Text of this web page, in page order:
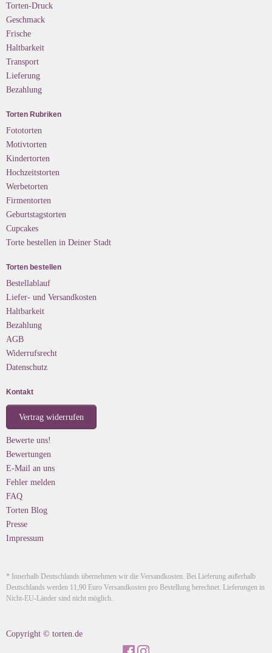
Torten-Druck
Geschmack
Frische
Haltbarkeit
Transport
Lieferung
Bezahlung
Torten Rubriken
Fototorten
Motivtorten
Kindertorten
Hochzeitstorten
Werbetorten
Firmentorten
Geburtstagstorten
Cupcakes
Torte bestellen in Deiner Stadt
Torten bestellen
Bestellablauf
Liefer- und Versandkosten
Haltbarkeit
Bezahlung
AGB
Widerrufsrecht
Datenschutz
Kontakt
Vertrag widerrufen
Bewerte uns!
Bewertungen
E-Mail an uns
Fehler melden
FAQ
Torten Blog
Presse
Impressum
* Innerhalb Deutschlands übernehmen wir die Versandkosten. Bei Lieferung außerhalb
Deutschlands werden 11,90 Euro Versandkosten pro Bestellung berechnet. Lieferungen in
Nicht-EU-Länder sind nicht möglich.
Copyright © torten.de